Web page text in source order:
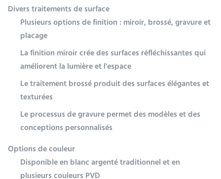
Divers traitements de surface
Plusieurs options de finition : miroir, brossé, gravure et
placage
La finition miroir crée des surfaces réfléchissantes qui
améliorent la lumière et l'espace
Le traitement brossé produit des surfaces élégantes et
texturées
Le processus de gravure permet des modèles et des
conceptions personnalisés
Options de couleur
Disponible en blanc argenté traditionnel et en